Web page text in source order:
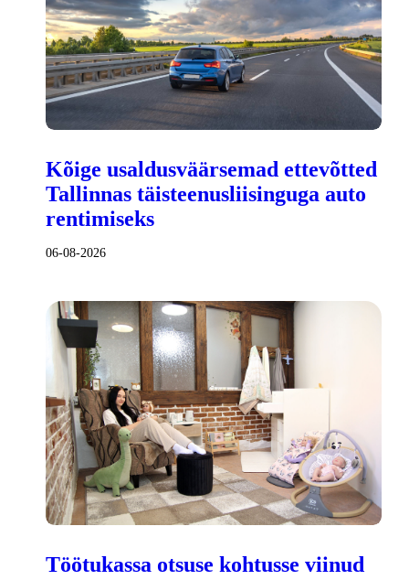
Kõige usaldusväärsemad ettevõtted
Tallinnas täisteenusliisinguga auto
rentimiseks
06-08-2026
Töötukassa otsuse kohtusse viinud